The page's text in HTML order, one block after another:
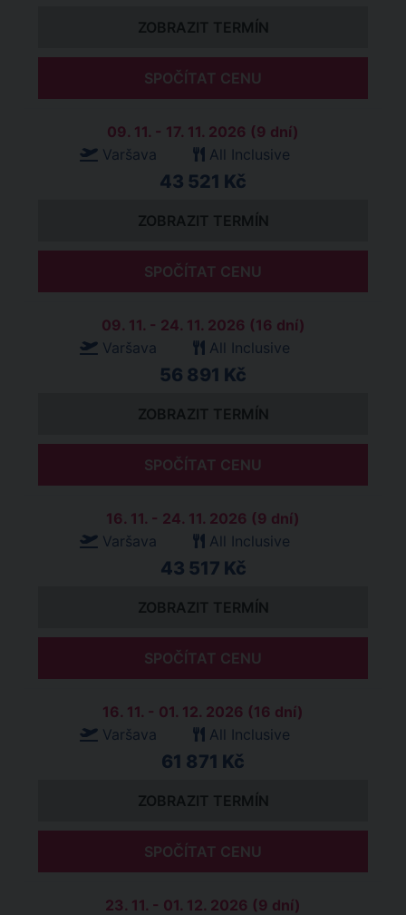
ZOBRAZIT TERMÍN
SPOČÍTAT CENU
09. 11. - 17. 11. 2026 (9 dní)
Varšava
All Inclusive
43 521 Kč
ZOBRAZIT TERMÍN
SPOČÍTAT CENU
09. 11. - 24. 11. 2026 (16 dní)
Varšava
All Inclusive
56 891 Kč
ZOBRAZIT TERMÍN
SPOČÍTAT CENU
16. 11. - 24. 11. 2026 (9 dní)
Varšava
All Inclusive
43 517 Kč
ZOBRAZIT TERMÍN
SPOČÍTAT CENU
16. 11. - 01. 12. 2026 (16 dní)
Varšava
All Inclusive
61 871 Kč
ZOBRAZIT TERMÍN
SPOČÍTAT CENU
23. 11. - 01. 12. 2026 (9 dní)